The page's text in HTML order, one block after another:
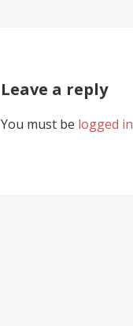
Leave a reply
You must be logged in